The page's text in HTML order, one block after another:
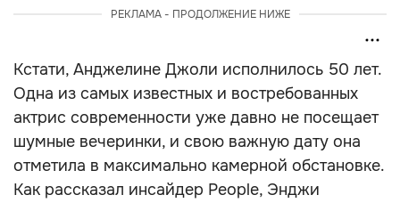
РЕКЛАМА - ПРОДОЛЖЕНИЕ НИЖЕ
Кстати, Анджелине Джоли исполнилось 50 лет.
Одна из самых известных и востребованных
актрис современности уже давно не посещает
шумные вечеринки, и свою важную дату она
отметила в максимально камерной обстановке.
Как рассказал инсайдер People, Энджи